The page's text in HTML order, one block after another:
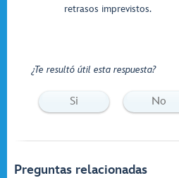
retrasos imprevistos.
¿Te resultó útil esta respuesta?
Si No
Preguntas relacionadas